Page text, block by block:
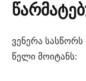
ვენერა
წელი მოიტანს: